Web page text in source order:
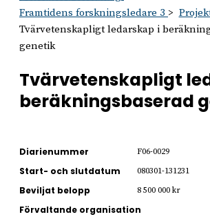
Framtidens forskningsledare 3
Tvärvetenskapligt ledarskap i
genetik
Tvärvetenskapligt
beräkningsbaserad
Diarienummer F06-0029
Start- och slutdatum 080301-131231
Beviljat belopp 8 500 000 kr
Förvaltande organisation